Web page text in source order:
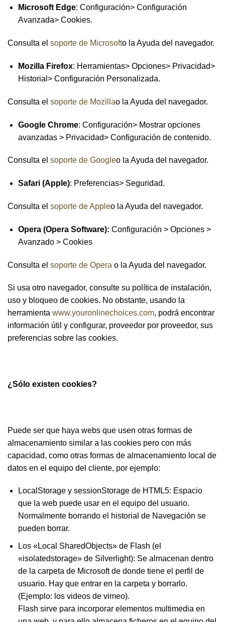
Microsoft Edge: Configuración> Configuración
Avanzada> Cookies.
Consulta el soporte de Microsofto la Ayuda del navegador.
Mozilla Firefox: Herramientas> Opciones> Privacidad>
Historial> Configuración Personalizada.
Consulta el soporte de Mozillao la Ayuda del navegador.
Google Chrome: Configuración> Mostrar opciones
avanzadas > Privacidad> Configuración de contenido.
Consulta el soporte de Googleo la Ayuda del navegador.
Safari (Apple): Preferencias> Seguridad.
Consulta el soporte de Appleo la Ayuda del navegador.
Opera (Opera Software): Configuración > Opciones >
Avanzado > Cookies
Consulta el soporte de Opera o la Ayuda del navegador.
Si usa otro navegador, consulte su política de instalación,
uso y bloqueo de cookies. No obstante, usando la
herramienta www.youronlinechoices.com, podrá encontrar
información útil y configurar, proveedor por proveedor, sus
preferencias sobre las cookies.
¿Sólo existen cookies?
Puede ser que haya webs que usen otras formas de
almacenamiento similar a las cookies pero con más
capacidad, como otras formas de almacenamiento local de
datos en el equipo del cliente, por ejemplo:
LocalStorage y sessionStorage de HTML5: Espacio
que la web puede usar en el equipo del usuario.
Normalmente borrando el historial de Navegación se
pueden borrar.
Los «Local SharedObjects» de Flash (el
«isolatedstorage» de Silverlight): Se almacenan dentro
de la carpeta de Microsoft de donde tiene el perfil de
usuario. Hay que entrar en la carpeta y borrarlo.
(Ejemplo: los videos de vimeo).
Flash sirve para incorporar elementos multimedia en